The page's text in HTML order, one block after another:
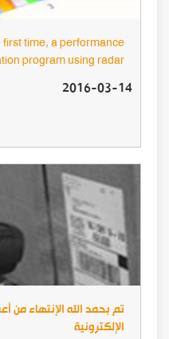
time, a performance
program using radar
2016-03-14
تم بحمد الله الإنتهاء من
الإلكترونية